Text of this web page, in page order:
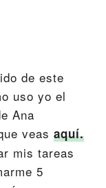
de este
uso yo el
Ana
veas aquí.
mis tareas
5